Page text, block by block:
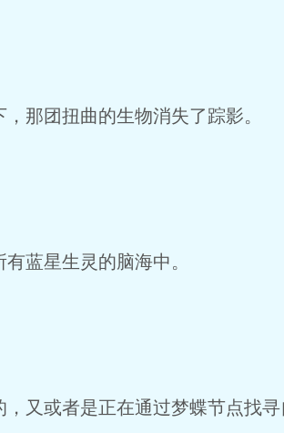
那团扭曲的生物消失了踪影。
蓝星生灵的脑海中。
又或者是正在通过梦蝶节点找